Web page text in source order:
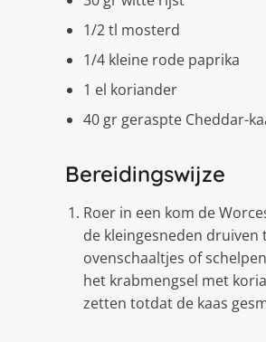
1/2 tl mosterd
1/4 kleine rode paprika
1 el koriander
40 gr geraspte Cheddar-
Bereidingswijze
Roer in een kom de
de kleingesneden
ovenschaaltjes of
het krabmengsel met
zetten totdat de kaas